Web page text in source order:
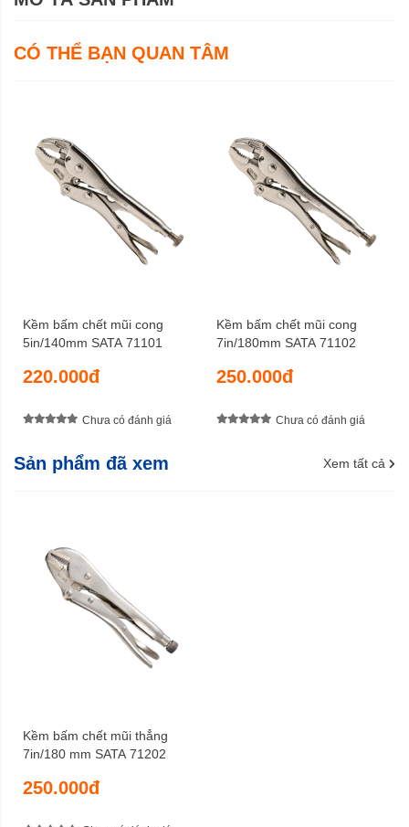
CÓ THỂ BẠN QUAN TÂM
Kềm bấm chết mũi cong
5in/140mm SATA 71101
220.000đ
Chưa có đánh giá
Kềm bấm chết mũi cong
7in/180mm SATA 71102
250.000đ
Chưa có đánh giá
Sản phẩm đã xem Xem tất cả
Kềm bấm chết mũi thẳng
7in/180 mm SATA 71202
250.000đ